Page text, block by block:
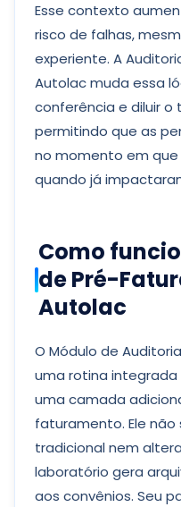
Esse contexto
risco de falhas,
experiente. A
Autolac muda essa
conferência e diluir o
permitindo que as
no momento em
quando já
Como
de Pré-
Autolac
O Módulo de
uma rotina
uma camada
faturamento. Ele
tradicional nem
laboratório gera
aos convênios. Seu